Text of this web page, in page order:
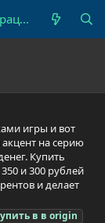
Регистрация
игры и вот
акцент на серию
Купить
и 300 рублей
и делает
в в origin